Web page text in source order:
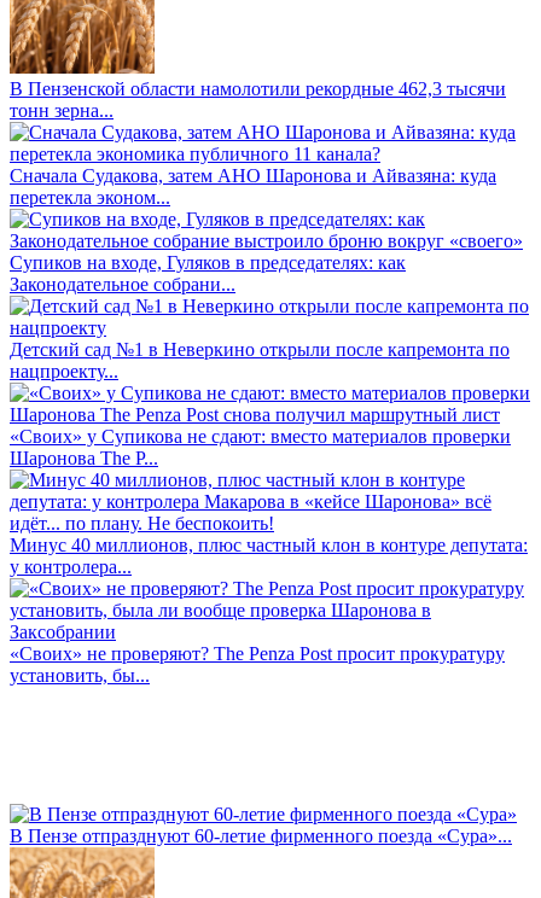
В Пензенской области намолотили рекордные 462,3 тысячи
тонн зерна...
Сначала Судакова, затем АНО Шаронова и Айвазяна: куда
перетекла эконом...
Супиков на входе, Гуляков в председателях: как
Законодательное собрани...
Детский сад №1 в Неверкино открыли после капремонта по
нацпроекту...
«Своих» у Супикова не сдают: вместо материалов проверки
Шаронова The P...
Минус 40 миллионов, плюс частный клон в контуре депутата:
у контролера...
«Своих» не проверяют? The Penza Post просит прокуратуру
установить, бы...
В Пензе отпразднуют 60-летие фирменного поезда «Сура»...